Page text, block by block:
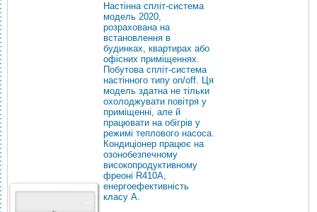
Настінна спліт-система
модель 2020,
розрахована на
встановлення в
будинках, квартирах або
офісних приміщеннях.
Побутова спліт-система
настінного типу on/off. Ця
модель здатна не тільки
охолоджувати повітря у
приміщенні, але й
працювати на обігрів у
режимі теплового насоса.
Кондиціонер працює на
озонобезпечному
високопродуктивному
фреоні R410А,
енергоефективність
класу А.